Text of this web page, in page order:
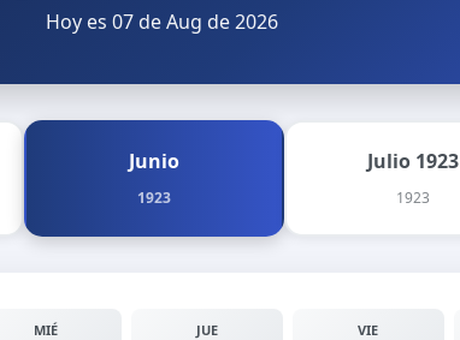
Hoy es 07 de Aug de 2026
Junio
1923
Julio 1923
1923
MIÉ JUE VIE